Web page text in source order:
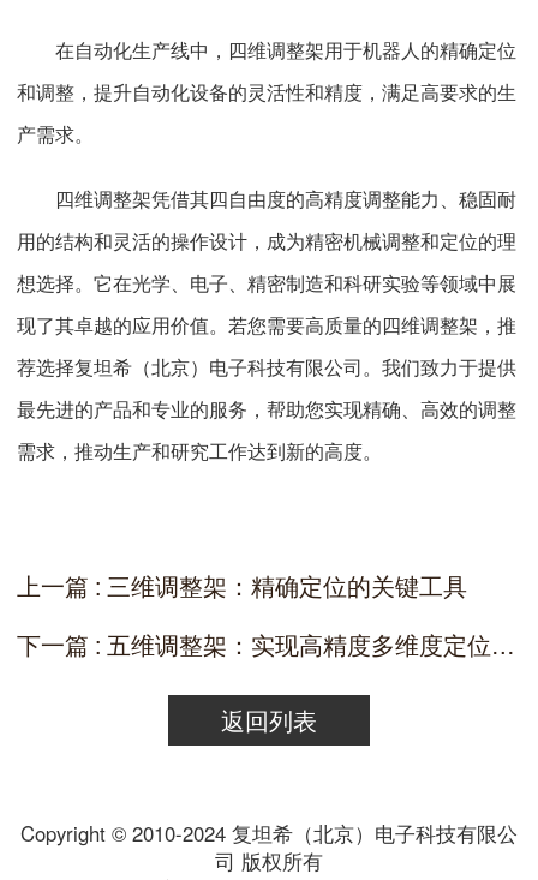
在自动化生产线中，四维调整架用于机器人的精确定位
和调整，提升自动化设备的灵活性和精度，满足高要求的生
产需求。
四维调整架凭借其四自由度的高精度调整能力、稳固耐
用的结构和灵活的操作设计，成为精密机械调整和定位的理
想选择。它在光学、电子、精密制造和科研实验等领域中展
现了其卓越的应用价值。若您需要高质量的四维调整架，推
荐选择复坦希（北京）电子科技有限公司。我们致力于提供
最先进的产品和专业的服务，帮助您实现精确、高效的调整
需求，推动生产和研究工作达到新的高度。
上一篇 : 三维调整架：精确定位的关键工具
下一篇 : 五维调整架：实现高精度多维度定位的先进工具
返回列表
Copyright © 2010-2024 复坦希（北京）电子科技有限公
司 版权所有